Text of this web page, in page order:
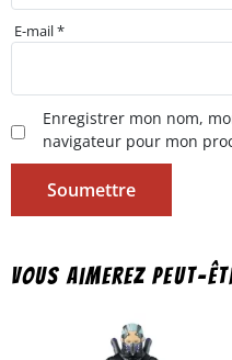
E-mail*
Enregistrer mon nom,
navigateur pour mon
Vous aimerez peut-